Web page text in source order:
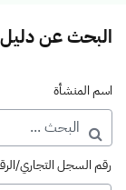
البحث عن
اسم المنشأة
رقم السجل التجاري/